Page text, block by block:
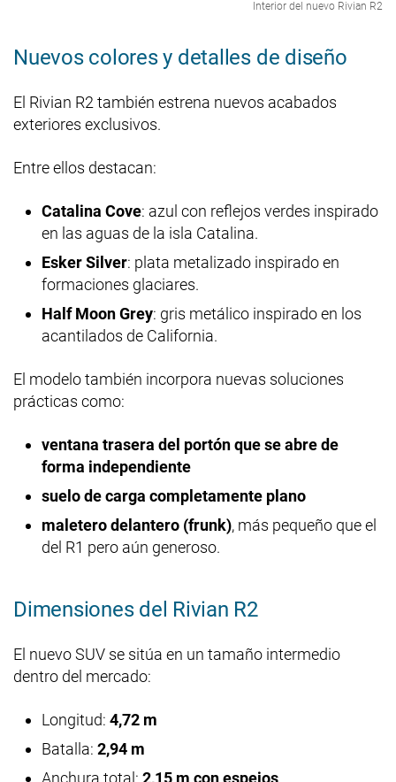
Interior del nuevo Rivian R2
Nuevos colores y detalles de diseño
El Rivian R2 también estrena nuevos acabados
exteriores exclusivos.
Entre ellos destacan:
Catalina Cove: azul con reflejos verdes inspirado
en las aguas de la isla Catalina.
Esker Silver: plata metalizado inspirado en
formaciones glaciares.
Half Moon Grey: gris metálico inspirado en los
acantilados de California.
El modelo también incorpora nuevas soluciones
prácticas como:
ventana trasera del portón que se abre de
forma independiente
suelo de carga completamente plano
maletero delantero (frunk), más pequeño que el
del R1 pero aún generoso.
Dimensiones del Rivian R2
El nuevo SUV se sitúa en un tamaño intermedio
dentro del mercado:
Longitud: 4,72 m
Batalla: 2,94 m
Anchura total: 2,15 m con espejos